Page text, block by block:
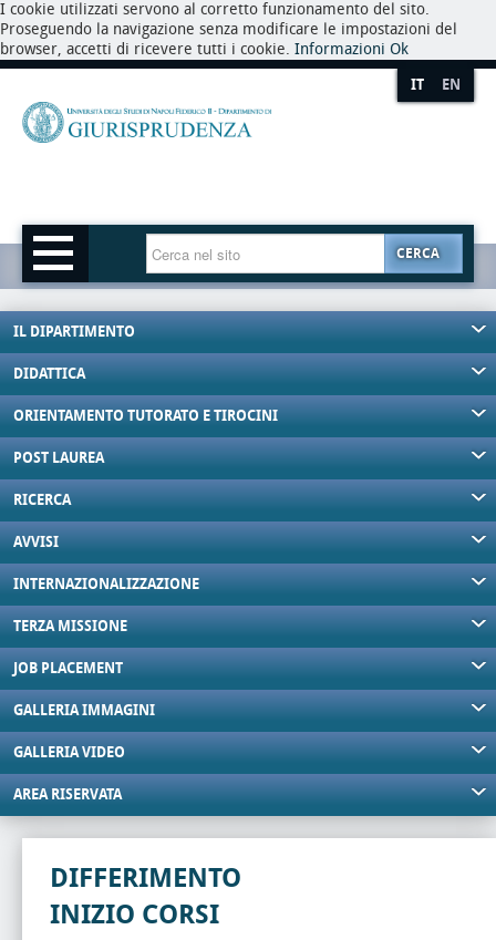
I cookie utilizzati servono al corretto funzionamento del sito.
Proseguendo la navigazione senza modificare le impostazioni del
browser, accetti di ricevere tutti i cookie. Informazioni Ok
IT EN
CERCA
IL DIPARTIMENTO
DIDATTICA
ORIENTAMENTO TUTORATO E TIROCINI
POST LAUREA
RICERCA
AVVISI
INTERNAZIONALIZZAZIONE
TERZA MISSIONE
JOB PLACEMENT
GALLERIA IMMAGINI
GALLERIA VIDEO
AREA RISERVATA
DIFFERIMENTO
INIZIO CORSI